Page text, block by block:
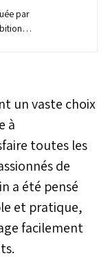
par
Dans
fois
de
de
a pris la
de
un vaste choix
à
toutes les
de
a été pensé
et pratique,
facilement